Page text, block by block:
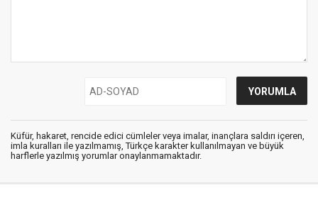
Küfür, hakaret, rencide edici cümleler veya imalar, inançlara saldırı içeren,
imla kuralları ile yazılmamış, Türkçe karakter kullanılmayan ve büyük
harflerle yazılmış yorumlar onaylanmamaktadır.